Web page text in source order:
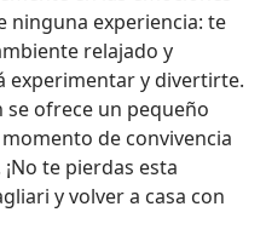
ninguna experiencia: te
relajado y
experimentar y divertirte.
ofrece un pequeño
de convivencia
te pierdas esta
y volver a casa con